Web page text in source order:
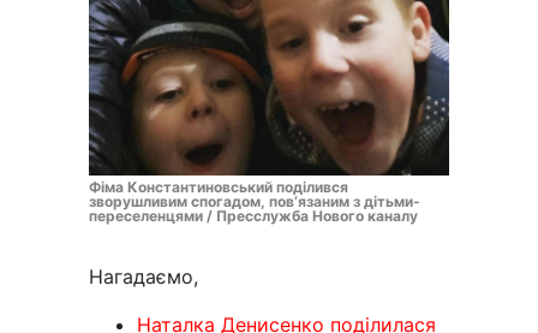
Фіма Константиновський поділився
зворушливим спогадом, повʼязаним з дітьми-
переселенцями / Пресслужба Нового каналу
Нагадаємо,
Наталка Денисенко поділилася